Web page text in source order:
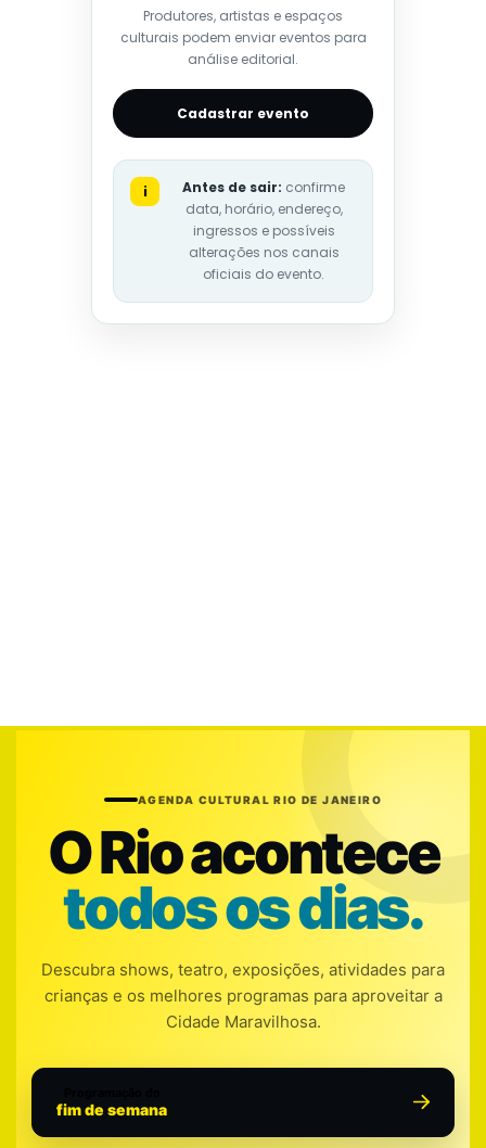
Produtores, artistas e espaços
culturais podem enviar eventos para
análise editorial.
Cadastrar evento
i Antes de sair: confirme
data, horário, endereço,
ingressos e possíveis
alterações nos canais
oficiais do evento.
AGENDA CULTURAL RIO DE JANEIRO
O Rio acontece
todos os dias.
Descubra shows, teatro, exposições, atividades para
crianças e os melhores programas para aproveitar a
Cidade Maravilhosa.
fim de semana